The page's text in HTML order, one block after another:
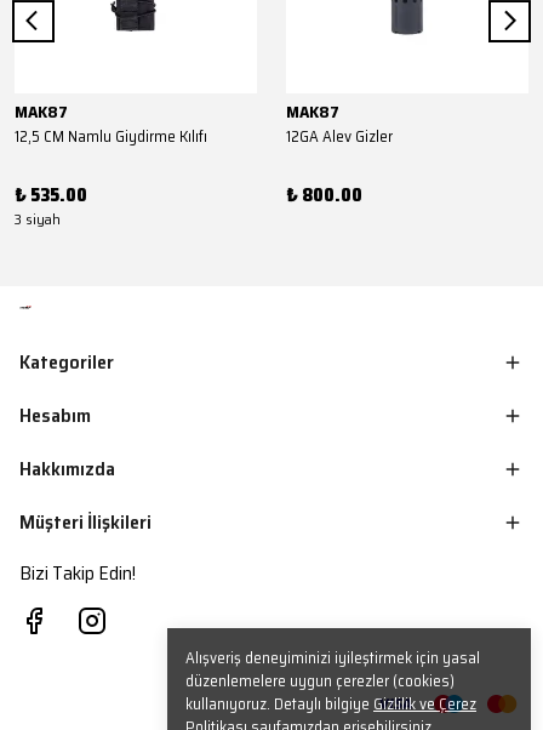
Alışveriş deneyiminizi iyileştirmek için yasal
düzenlemelere uygun çerezler (cookies)
kullanıyoruz. Detaylı bilgiye Gizlilik ve Çerez
MAK87
12,5 CM Namlu Giydirme Kılıfı
₺ 535.00
3 siyah
MAK87
12GA Alev Gizler
₺ 800.00
Kategoriler
Hesabım
Hakkımızda
Müşteri İlişkileri
Bizi Takip Edin!